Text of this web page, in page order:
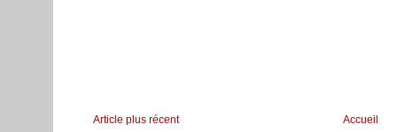
Article plus récent Accueil